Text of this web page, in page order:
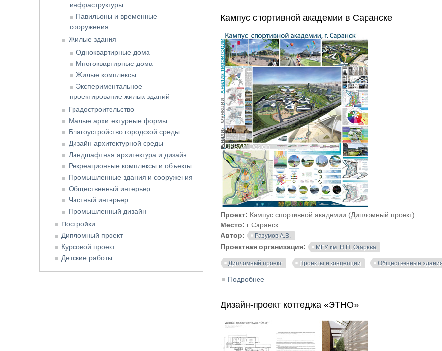
Кампус спортивной академии в Саранске
Проект: Кампус спортивной академии (Дипломный проект)
Место: г Саранск
Автор:
Разумов А.В.
Проектная организация: МГУ им. Н.П. Огарева
Дипломный проект Проекты и концепции Общественные
Подробнее
Дизайн-проект коттеджа «ЭТНО»
инфраструктуры
Павильоны и временные
сооружения
Жилые здания
Одноквартирные дома
Многоквартирные дома
Жилые комплексы
Экспериментальное
проектирование жилых зданий
Градостроительство
Малые архитектурные формы
Благоустройство городской среды
Дизайн архитектурной среды
Ландшафтная архитектура и дизайн
Рекреационные комплексы и объекты
Промышленные здания и сооружения
Общественный интерьер
Частный интерьер
Промышленный дизайн
Постройки
Дипломный проект
Курсовой проект
Детские работы